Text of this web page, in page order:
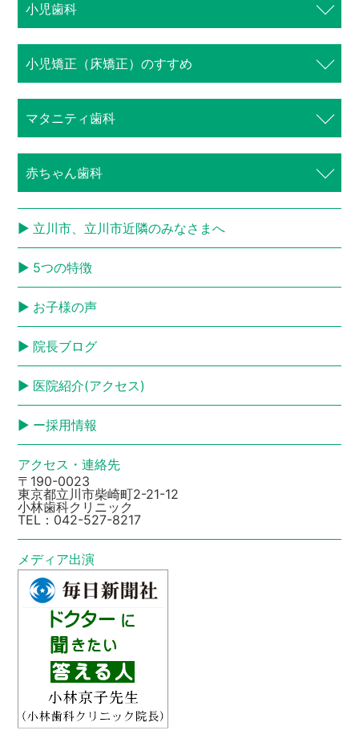
小児歯科
⼩児矯正（床矯正）のすすめ
マタニティ歯科
赤ちゃん歯科
立川市、立川市近隣のみなさまへ
5つの特徴
お子様の声
院長ブログ
医院紹介(アクセス)
ー採用情報
アクセス・連絡先
〒190-0023
東京都立川市柴崎町2-21-12
小林歯科クリニック
TEL： 042-527-8217
メディア出演